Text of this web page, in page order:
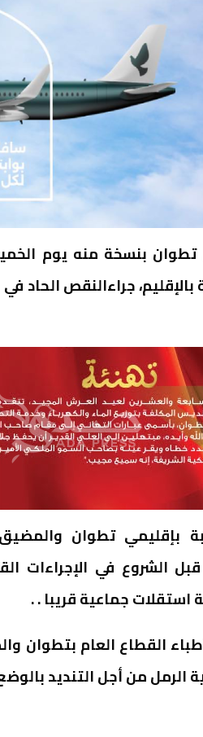
جراءالنقص الحاد
بإقليمي تطوان
الشروع في الإجراءات
استقلات جماعية قريبا . .
الرمل من أجل التنديد